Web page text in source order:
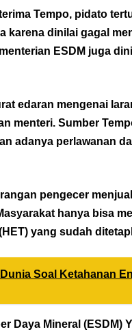
Tempo, pidato
karena dinilai gagal
ESDM juga
edaran mengenai
menteri. Sumber
adanya perlawanan
pengecer
hanya bisa
yang sudah
Soal Ketahanan
Daya Mineral (ESDM)